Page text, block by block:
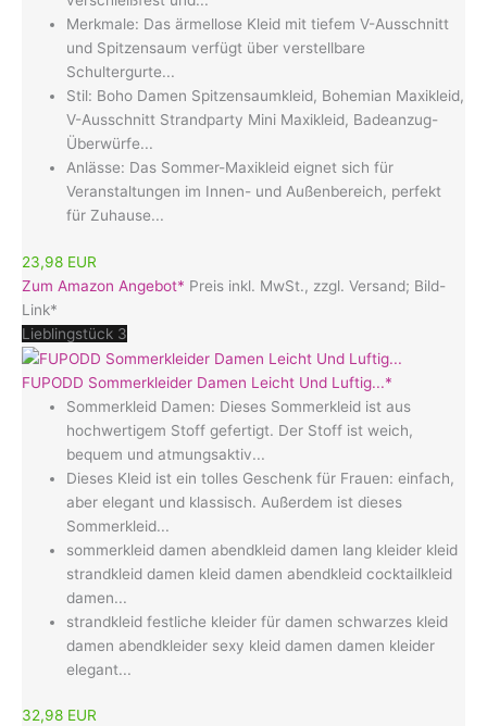
Merkmale: Das ärmellose Kleid mit tiefem V-Ausschnitt
und Spitzensaum verfügt über verstellbare
Schultergurte...
Stil: Boho Damen Spitzensaumkleid, Bohemian Maxikleid,
V-Ausschnitt Strandparty Mini Maxikleid, Badeanzug-
Überwürfe...
Anlässe: Das Sommer-Maxikleid eignet sich für
Veranstaltungen im Innen- und Außenbereich, perfekt
für Zuhause...
23,98 EUR
Zum Amazon Angebot* Preis inkl. MwSt., zzgl. Versand; Bild-
Link*
Lieblingstück 3
FUPODD Sommerkleider Damen Leicht Und Luftig...*
Sommerkleid Damen: Dieses Sommerkleid ist aus
hochwertigem Stoff gefertigt. Der Stoff ist weich,
bequem und atmungsaktiv...
Dieses Kleid ist ein tolles Geschenk für Frauen: einfach,
aber elegant und klassisch. Außerdem ist dieses
Sommerkleid...
sommerkleid damen abendkleid damen lang kleider kleid
strandkleid damen kleid damen abendkleid cocktailkleid
damen...
strandkleid festliche kleider für damen schwarzes kleid
damen abendkleider sexy kleid damen damen kleider
elegant...
32,98 EUR